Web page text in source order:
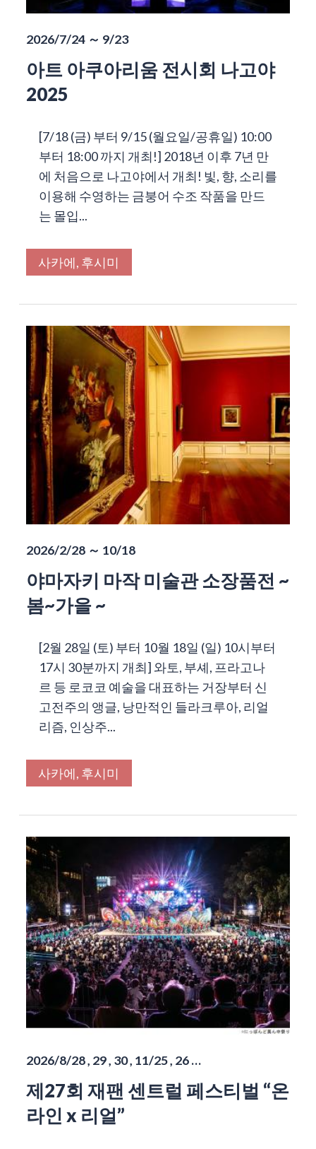
2026/7/24 ～ 9/23
아트 아쿠아리움 전시회 나고야
2025
[7/18 (금) 부터 9/15 (월요일/공휴일) 10:00
부터 18:00 까지 개최!] 2018년 이후 7년 만
에 처음으로 나고야에서 개최! 빛, 향, 소리를
이용해 수영하는 금붕어 수조 작품을 만드
는 몰입...
사카에, 후시미
2026/2/28 ～ 10/18
야마자키 마작 미술관 소장품전 ~
봄~가을 ~
[2월 28일 (토) 부터 10월 18일 (일) 10시부터
17시 30분까지 개최] 와토, 부셰, 프라고나
르 등 로코코 예술을 대표하는 거장부터 신
고전주의 앵글, 낭만적인 들라크루아, 리얼
리즘, 인상주...
사카에, 후시미
2026/8/28 , 29 , 30 , 11/25 , 26 …
제27회 재팬 센트럴 페스티벌 “온
라인 x 리얼”